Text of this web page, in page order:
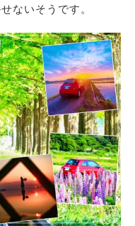
ないそうです。